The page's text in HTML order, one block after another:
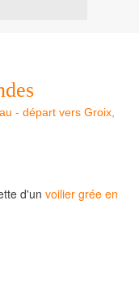
- départ vers Groix,
d'un voilier grée en